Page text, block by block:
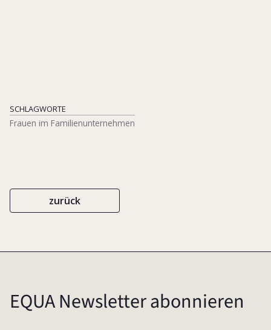
SCHLAGWORTE
Frauen im Familienunternehmen
zurück
EQUA Newsletter abonnieren